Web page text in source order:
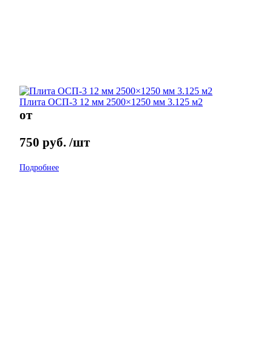
Плита ОСП-3 12 мм 2500×1250 мм 3.125 м2
от
750 руб. /шт
Подробнее